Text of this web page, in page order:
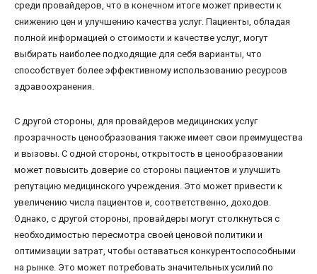
среди провайдеров, что в конечном итоге может привести к
снижению цен и улучшению качества услуг. Пациенты, обладая
полной информацией о стоимости и качестве услуг, могут
выбирать наиболее подходящие для себя варианты, что
способствует более эффективному использованию ресурсов
здравоохранения.
С другой стороны, для провайдеров медицинских услуг
прозрачность ценообразования также имеет свои преимущества
и вызовы. С одной стороны, открытость в ценообразовании
может повысить доверие со стороны пациентов и улучшить
репутацию медицинского учреждения. Это может привести к
увеличению числа пациентов и, соответственно, доходов.
Однако, с другой стороны, провайдеры могут столкнуться с
необходимостью пересмотра своей ценовой политики и
оптимизации затрат, чтобы оставаться конкурентоспособными
на рынке. Это может потребовать значительных усилий по